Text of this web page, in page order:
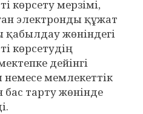
көрсету мерзімі,
электронды құжат
қабылдау жөніндегі
көрсетудің
дейінгі
мемлекеттік
бас тарту жөнінде